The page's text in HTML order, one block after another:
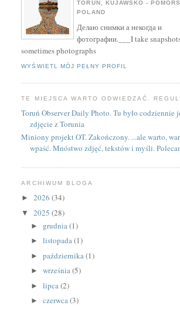
TORUŃ, KUJAWSKO -
POLAND
Делаю снимки а некогда и
фотографии.___I take
sometimes photographs
WYŚWIETL MÓJ PEŁNY PROFIL
TE MIEJSCA WARTO ODWIEDZAĆ.
Toruń Observer Daily Photo. Tu było codziennie
zdjęcie z Torunia
Miniony projekt OT. Zakończony. ...ale warto,
wpaść. Mnóstwo zdjęć, tekstów i myśli.
ARCHIWUM BLOGA
►2026(34)
▼2025(28)
► grudnia(1)
►listopada(1)
►października(1)
►września(5)
►lipca(2)
►czerwca(3)